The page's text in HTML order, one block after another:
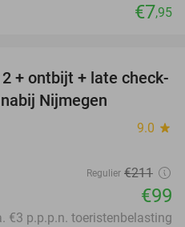
€7,95
53%
+ ontbijt + late check-
Nijmegen
9.0 star
Regulier €211
€99
€3 p.p.p.n. toeristenbelasting